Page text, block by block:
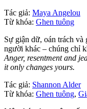
Tác giả: Maya Angelou
Từ khóa: Ghen tuông
Sự giận dữ, oán trách
người khác – chúng chỉ
Anger, resentment and
it only changes yours.
Tác giả: Shannon Alder
Từ khóa: Ghen tuông,